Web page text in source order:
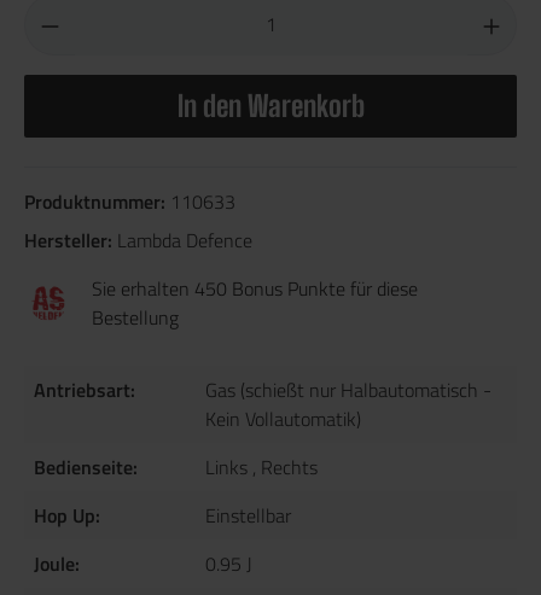
In den Warenkorb
Produktnummer: 110633
Hersteller: Lambda Defence
Sie erhalten 450 Bonus Punkte für diese
Bestellung
Antriebsart:
Gas (schießt nur Halbautomatisch -
Kein Vollautomatik)
Bedienseite:
Links , Rechts
Hop Up:
Einstellbar
Joule:
0.95 J